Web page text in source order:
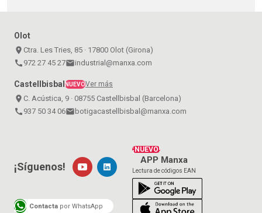
Olot
place Ctra. Les Tries, 85 · 17800 Olot (Girona)
call 972 27 45 27emailindustrial@manxa.com
CastellbisbalNUEVOVer más
place C. Acústica, 9 · 08755 Castellbisbal (Barcelona)
call 937 50 34 06emailbotigacastellbisbal@manxa.com
¡NUEVO!
APP Manxa
Lectura de códigos EAN
¡Síguenos!
Contacta por WhatsApp